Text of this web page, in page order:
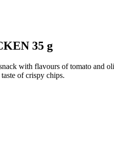
35 g
with flavours of tomato and
of crispy chips.